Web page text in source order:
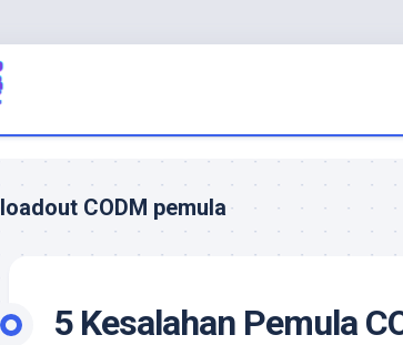
loadout CODM pemula
5 Kesalahan Pemula